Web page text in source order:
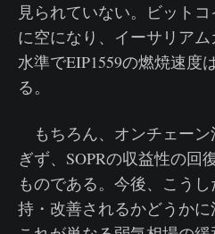
見られていない。ビット
に空になり、イーサリア
水準でEIP1559の燃焼速度
る。
もちろん、オンチェーン
ぎず、SOPRの収益性の回
ものである。今後、こう
持・改善されるかどうかに